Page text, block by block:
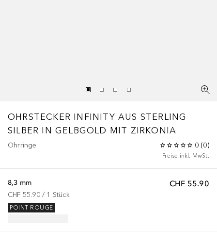
OHRSTECKER INFINITY AUS STERLING
SILBER IN GELBGOLD MIT ZIRKONIA
Ohrringe 0 (0)
Preise inkl. MwSt.
CHF 55.90
8,3 mm
CHF 55.90 / 1 Stück
POINT ROUGE